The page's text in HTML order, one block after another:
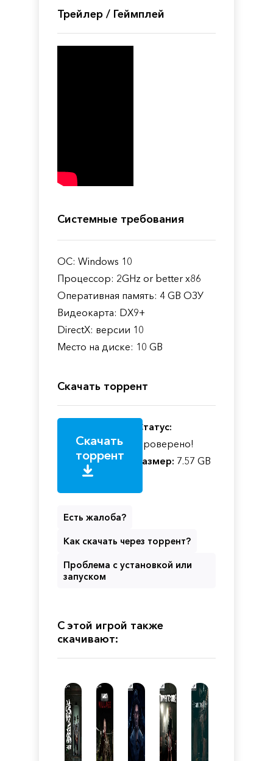
Трейлер / Геймплей
Системные требования
ОС: Windows 10
Процессор: 2GHz or better x86
Оперативная память: 4 GB ОЗУ
Видеокарта: DX9+
DirectX: версии 10
Место на диске: 10 GB
Скачать торрент
Скачать
торрент
Статус:
Проверено!
Размер: 7.57 GB
Есть жалоба?
Как скачать через торрент?
Проблема с установкой или
запуском
С этой игрой также
скачивают: